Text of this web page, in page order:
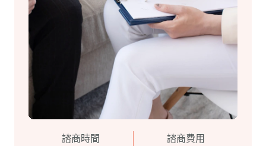
諮商時間
諮商費用